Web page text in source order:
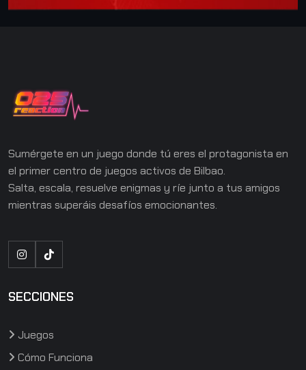
Sumérgete en un juego donde tú eres el protagonista en
el primer centro de juegos activos de Bilbao.
Salta, escala, resuelve enigmas y ríe junto a tus amigos
mientras superáis desafíos emocionantes.
SECCIONES
Juegos
Cómo Funciona